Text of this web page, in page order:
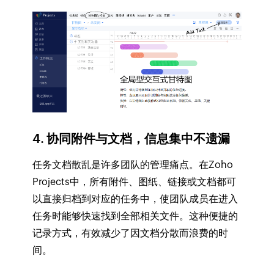
4. 协同附件与文档，信息集中不遗漏
任务文档散乱是许多团队的管理痛点。在Zoho
Projects中，所有附件、图纸、链接或文档都可
以直接归档到对应的任务中，使团队成员在进入
任务时能够快速找到全部相关文件。这种便捷的
记录方式，有效减少了因文档分散而浪费的时
间。